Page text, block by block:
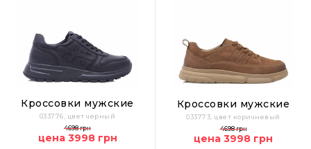
Кроссовки мужские
033776, цвет черный
4698 грн
цена 3998 грн
Кроссовки мужские
033773, цвет коричневый
4698 грн
цена 3998 грн